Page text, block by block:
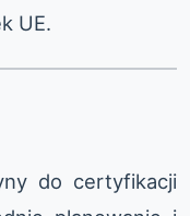
UE.
do certyfikacji